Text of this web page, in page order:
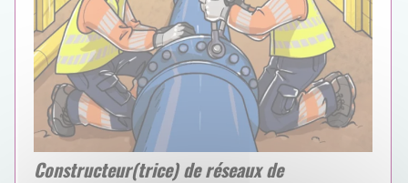
Constructeur(trice) de réseaux de